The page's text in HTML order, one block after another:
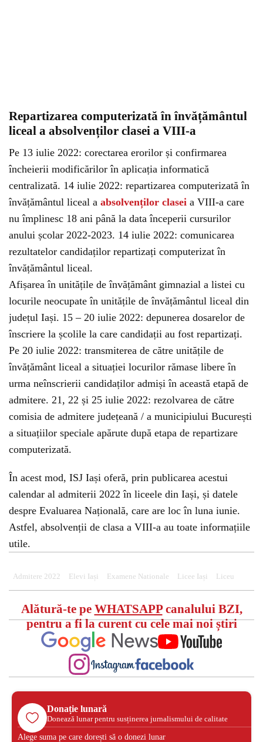
Repartizarea computerizată în învățământul
liceal a absolvenților clasei a VIII-a
Pe 13 iulie 2022: corectarea erorilor și confirmarea
încheierii modificărilor în aplicația informatică
centralizată. 14 iulie 2022: repartizarea computerizată în
învățământul liceal a absolvenților clasei a VIII-a care
nu împlinesc 18 ani până la data începerii cursurilor
anului școlar 2022-2023. 14 iulie 2022: comunicarea
rezultatelor candidaților repartizați computerizat în
învățământul liceal.
Afișarea în unitățile de învățământ gimnazial a listei cu
locurile neocupate în unitățile de învățământul liceal din
județul Iași. 15 – 20 iulie 2022: depunerea dosarelor de
înscriere la școlile la care candidații au fost repartizați.
Pe 20 iulie 2022: transmiterea de către unitățile de
învățământ liceal a situației locurilor rămase libere în
urma neînscrierii candidaților admiși în această etapă de
admitere. 21, 22 și 25 iulie 2022: rezolvarea de către
comisia de admitere județeană / a municipiului București
a situațiilor speciale apărute după etapa de repartizare
computerizată.
În acest mod, ISJ Iași oferă, prin publicarea acestui
calendar al admiterii 2022 în liceele din Iași, și datele
despre Evaluarea Națională, care are loc în luna iunie.
Astfel, absolvenții de clasa a VIII-a au toate informațiile
utile.
Admitere 2022 Elevi Iași Examene Nationale Licee Iași Liceu
Alătură-te pe WHATSAPPcanalului BZI,
pentru a fi la curent cu cele mai noi știri
Donație lunară
Donează lunar pentru susținerea jurnalismului de calitate
Alege suma pe care dorești să o donezi lunar